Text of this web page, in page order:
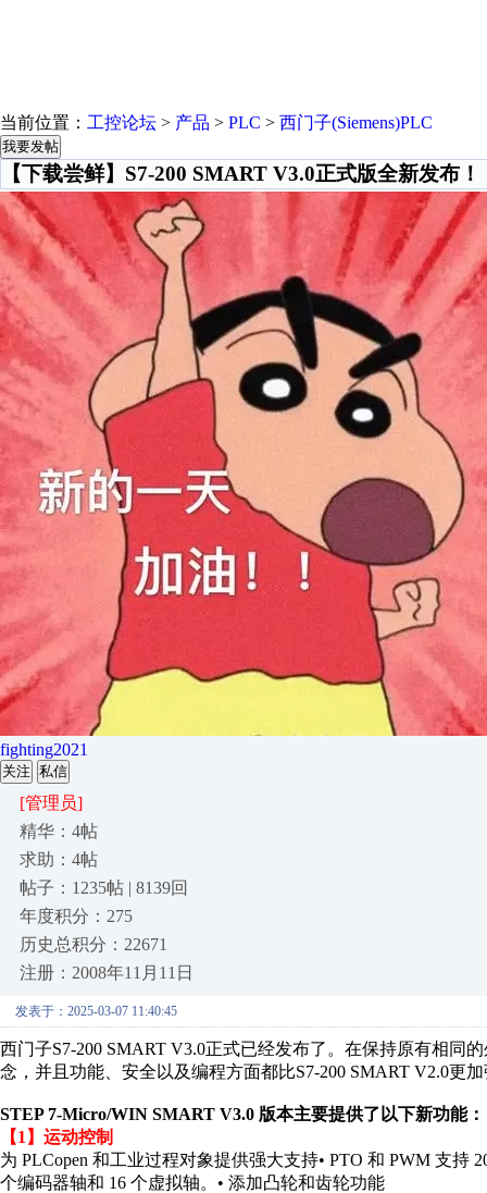
当前位置： 工控论坛 > 产品 > PLC > 西门子(Siemens)PLC
我要发帖
【下载尝鲜】S7-200 SMART V3.0正式版全新发布！
fighting2021
关注 私信
[管理员]
精华：4帖
求助：4帖
帖子：1235帖 | 8139回
年度积分：275
历史总积分：22671
注册：2008年11月11日
发表于：2025-03-07 11:40:45
西门子S7-200 SMART V3.0正式已经发布‌了。在保持原有相同
念，并且功能、安全以及编程方面都比S7-200 SMART V2.0更
STEP 7‑Micro/WIN SMART V3.0 版本主要提供了以下新功能：
【1】运动控制
为 PLCopen 和工业过程对象提供强大支持• PTO 和 PWM 支持
个编码器轴和 16 个虚拟轴。• 添加凸轮和齿轮功能